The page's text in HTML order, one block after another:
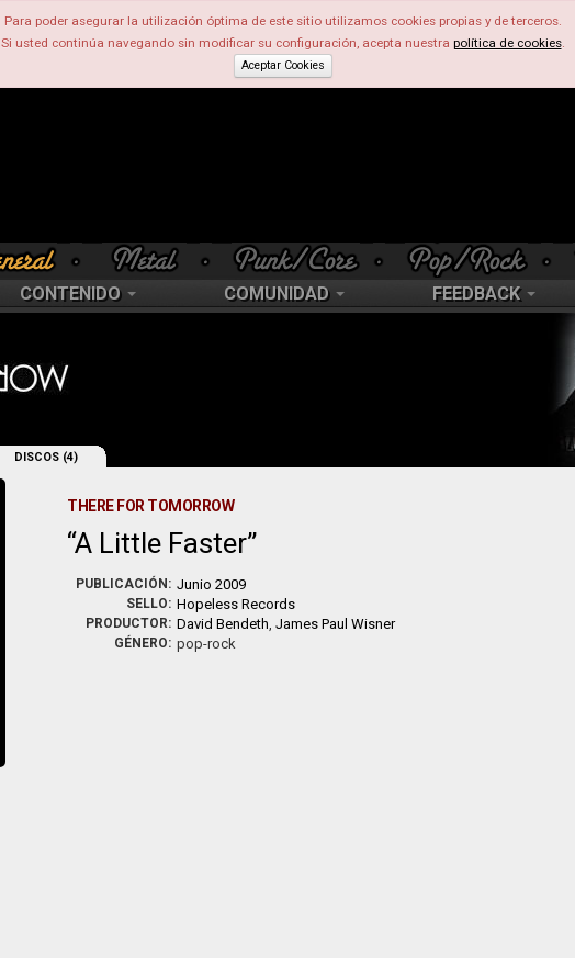
Para poder asegurar la utilización óptima de este sitio utilizamos cookies propias y de terceros.
Si usted continúa navegando sin modificar su configuración, acepta nuestra política de cookies.
Aceptar Cookies
CONTENIDO COMUNIDAD FEEDBACK
DISCOS (4)
THERE FOR TOMORROW
A Little Faster
PUBLICACIÓN: Junio 2009
SELLO: Hopeless Records
PRODUCTOR: David Bendeth,James Paul Wisner
GÉNERO: pop-rock